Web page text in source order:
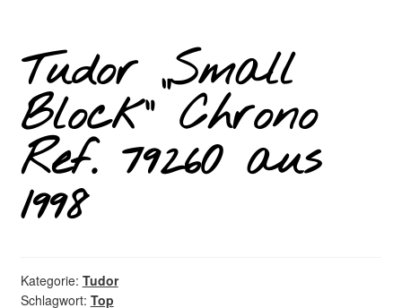
Tudor „Small
Block“ Chrono
Ref. 79260 aus
1998
Kategorie: Tudor
Schlagwort: Top